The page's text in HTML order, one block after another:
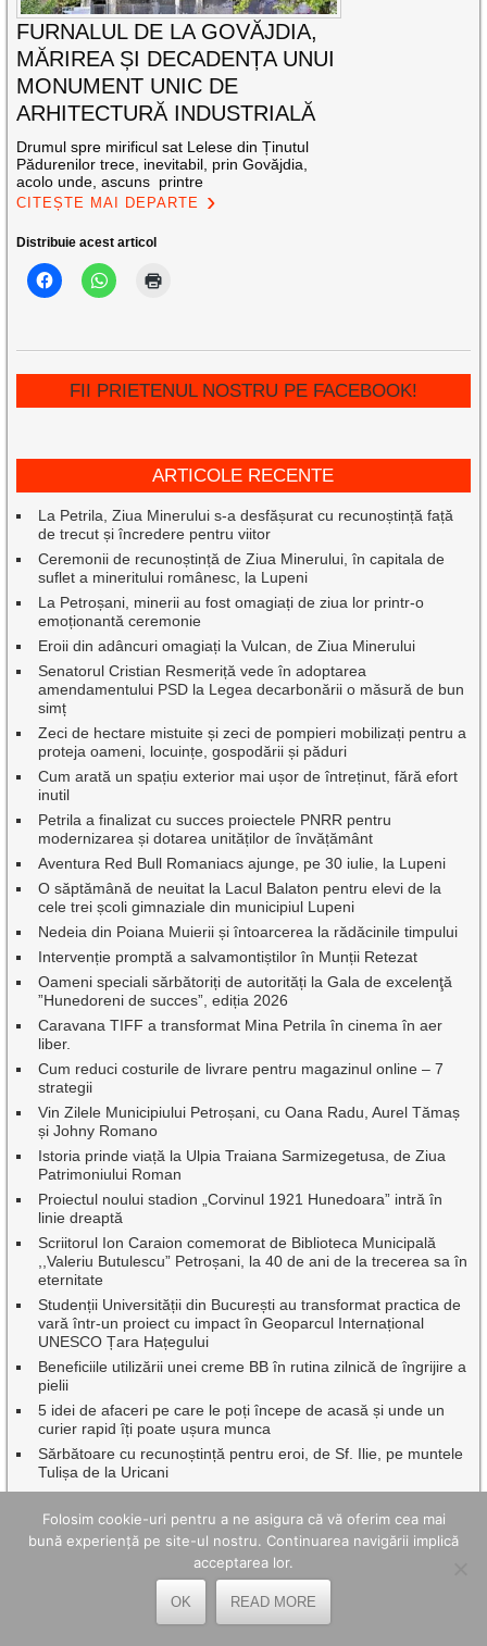
FURNALUL DE LA GOVĂJDIA,
MĂRIREA ȘI DECADENȚA UNUI
MONUMENT UNIC DE
ARHITECTURĂ INDUSTRIALĂ
Drumul spre mirificul sat Lelese din Ținutul
Pădurenilor trece, inevitabil, prin Govăjdia,
acolo unde, ascuns printre
CITEȘTE MAI DEPARTE
Distribuie acest articol
FII PRIETENUL NOSTRU PE FACEBOOK!
ARTICOLE RECENTE
La Petrila, Ziua Minerului s-a desfășurat cu recunoștință față
de trecut și încredere pentru viitor
Ceremonii de recunoștință de Ziua Minerului, în capitala de
suflet a mineritului românesc, la Lupeni
La Petroșani, minerii au fost omagiați de ziua lor printr-o
emoționantă ceremonie
Eroii din adâncuri omagiați la Vulcan, de Ziua Minerului
Senatorul Cristian Resmeriță vede în adoptarea
amendamentului PSD la Legea decarbonării o măsură de bun
simț
Zeci de hectare mistuite și zeci de pompieri mobilizați pentru a
proteja oameni, locuințe, gospodării și păduri
Cum arată un spațiu exterior mai ușor de întreținut, fără efort
inutil
Petrila a finalizat cu succes proiectele PNRR pentru
modernizarea și dotarea unităților de învățământ
Aventura Red Bull Romaniacs ajunge, pe 30 iulie, la Lupeni
O săptămână de neuitat la Lacul Balaton pentru elevi de la
cele trei școli gimnaziale din municipiul Lupeni
Nedeia din Poiana Muierii și întoarcerea la rădăcinile timpului
Intervenție promptă a salvamontiștilor în Munții Retezat
Oameni speciali sărbătoriți de autorități la Gala de excelenţă
”Hunedoreni de succes”, ediția 2026
Caravana TIFF a transformat Mina Petrila în cinema în aer
liber.
Cum reduci costurile de livrare pentru magazinul online – 7
strategii
Vin Zilele Municipiului Petroșani, cu Oana Radu, Aurel Tămaș
și Johny Romano
Istoria prinde viață la Ulpia Traiana Sarmizegetusa, de Ziua
Patrimoniului Roman
Proiectul noului stadion „Corvinul 1921 Hunedoara” intră în
linie dreaptă
Scriitorul Ion Caraion comemorat de Biblioteca Municipală
,,Valeriu Butulescu” Petroșani, la 40 de ani de la trecerea sa în
eternitate
Studenții Universității din București au transformat practica de
vară într-un proiect cu impact în Geoparcul Internațional
UNESCO Țara Hațegului
Beneficiile utilizării unei creme BB în rutina zilnică de îngrijire a
pielii
5 idei de afaceri pe care le poți începe de acasă și unde un
curier rapid îți poate ușura munca
Sărbătoare cu recunoștință pentru eroi, de Sf. Ilie, pe muntele
Tulișa de la Uricani
20 Iulie – Ziua Lucrătorului din Serviciile Publice de alimentare
cu apă și de canalizare
„Istorie și Tradiții” la ediția a VIII-a a Festivalului Cetății
Patrimoniul fără frontiere la Ulpia Traiana Sarmizegetusa
Zece bursieri ai Academiei Române în tabăra de vară din Țara
Folosim cookie-uri pentru a ne asigura că vă oferim cea mai
bună experiență pe site-ul nostru. Continuarea navigării implică
acceptarea lor.
OK READ MORE